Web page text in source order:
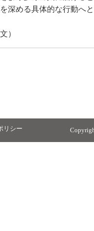
深める具体的な行動へ
）
リシー